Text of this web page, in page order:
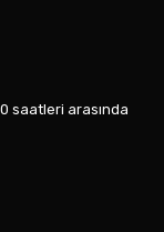
saatleri arasında